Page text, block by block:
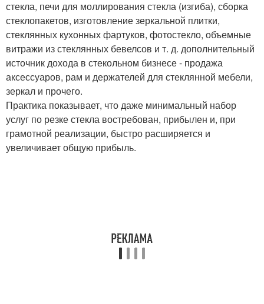
стекла, печи для моллирования стекла (изгиба), сборка
стеклопакетов, изготовление зеркальной плитки,
стеклянных кухонных фартуков, фотостекло, объемные
витражи из стеклянных бевелсов и т. д. дополнительный
источник дохода в стекольном бизнесе - продажа
аксессуаров, рам и держателей для стеклянной мебели,
зеркал и прочего.
Практика показывает, что даже минимальный набор
услуг по резке стекла востребован, прибылен и, при
грамотной реализации, быстро расширяется и
увеличивает общую прибыль.